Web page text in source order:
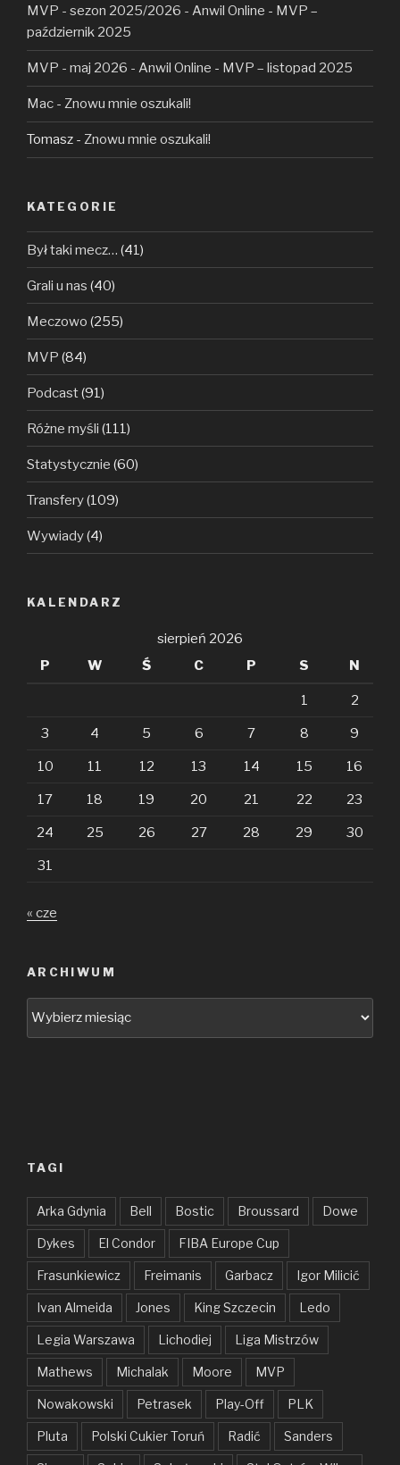
MVP - sezon 2025/2026 - Anwil Online - MVP –
październik 2025
MVP - maj 2026 - Anwil Online - MVP – listopad 2025
Mac - Znowu mnie oszukali!
Tomasz - Znowu mnie oszukali!
KATEGORIE
Był taki mecz… (41)
Grali u nas (40)
Meczowo (255)
MVP (84)
Podcast(91)
Różne myśli (111)
Statystycznie (60)
Transfery(109)
Wywiady(4)
KALENDARZ
sierpień 2026
P
W Ś C P S N
1 2
3 4 5 6 7 8 9
10 11 12 13 14 15 16
17 18 19 20 21 22 23
24 25 26 27 28 29 30
31
« cze
ARCHIWUM
TAGI
Arka Gdynia Bell Bostic Broussard Dowe
Dykes El Condor FIBA Europe Cup
Frasunkiewicz Freimanis Garbacz Igor Milicić
Ivan Almeida Jones King Szczecin Ledo
Legia Warszawa Lichodiej Liga Mistrzów
Mathews Michalak Moore MVP
Nowakowski Petrasek Play-Off PLK
Pluta Polski Cukier Toruń Radić Sanders